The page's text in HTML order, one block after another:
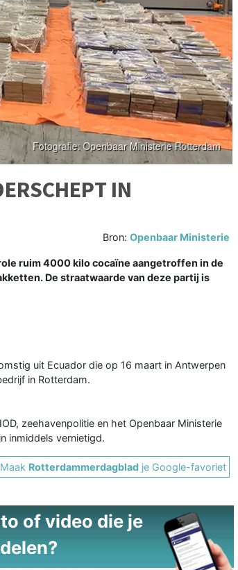
IN
Bron:Openbaar Ministerie
ruim 4000 kilo cocaïne aangetroffen in de
De straatwaarde van deze partij is
uit Ecuador die op 16 maart in Antwerpen
in Rotterdam.
zeehavenpolitie en het Openbaar Ministerie
inmiddels vernietigd.
Maak Rotterdammerdagblad je Google-favoriet
of video die je